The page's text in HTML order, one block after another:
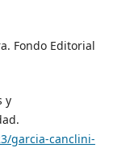
Fondo Editorial
y
garcia-canclini-